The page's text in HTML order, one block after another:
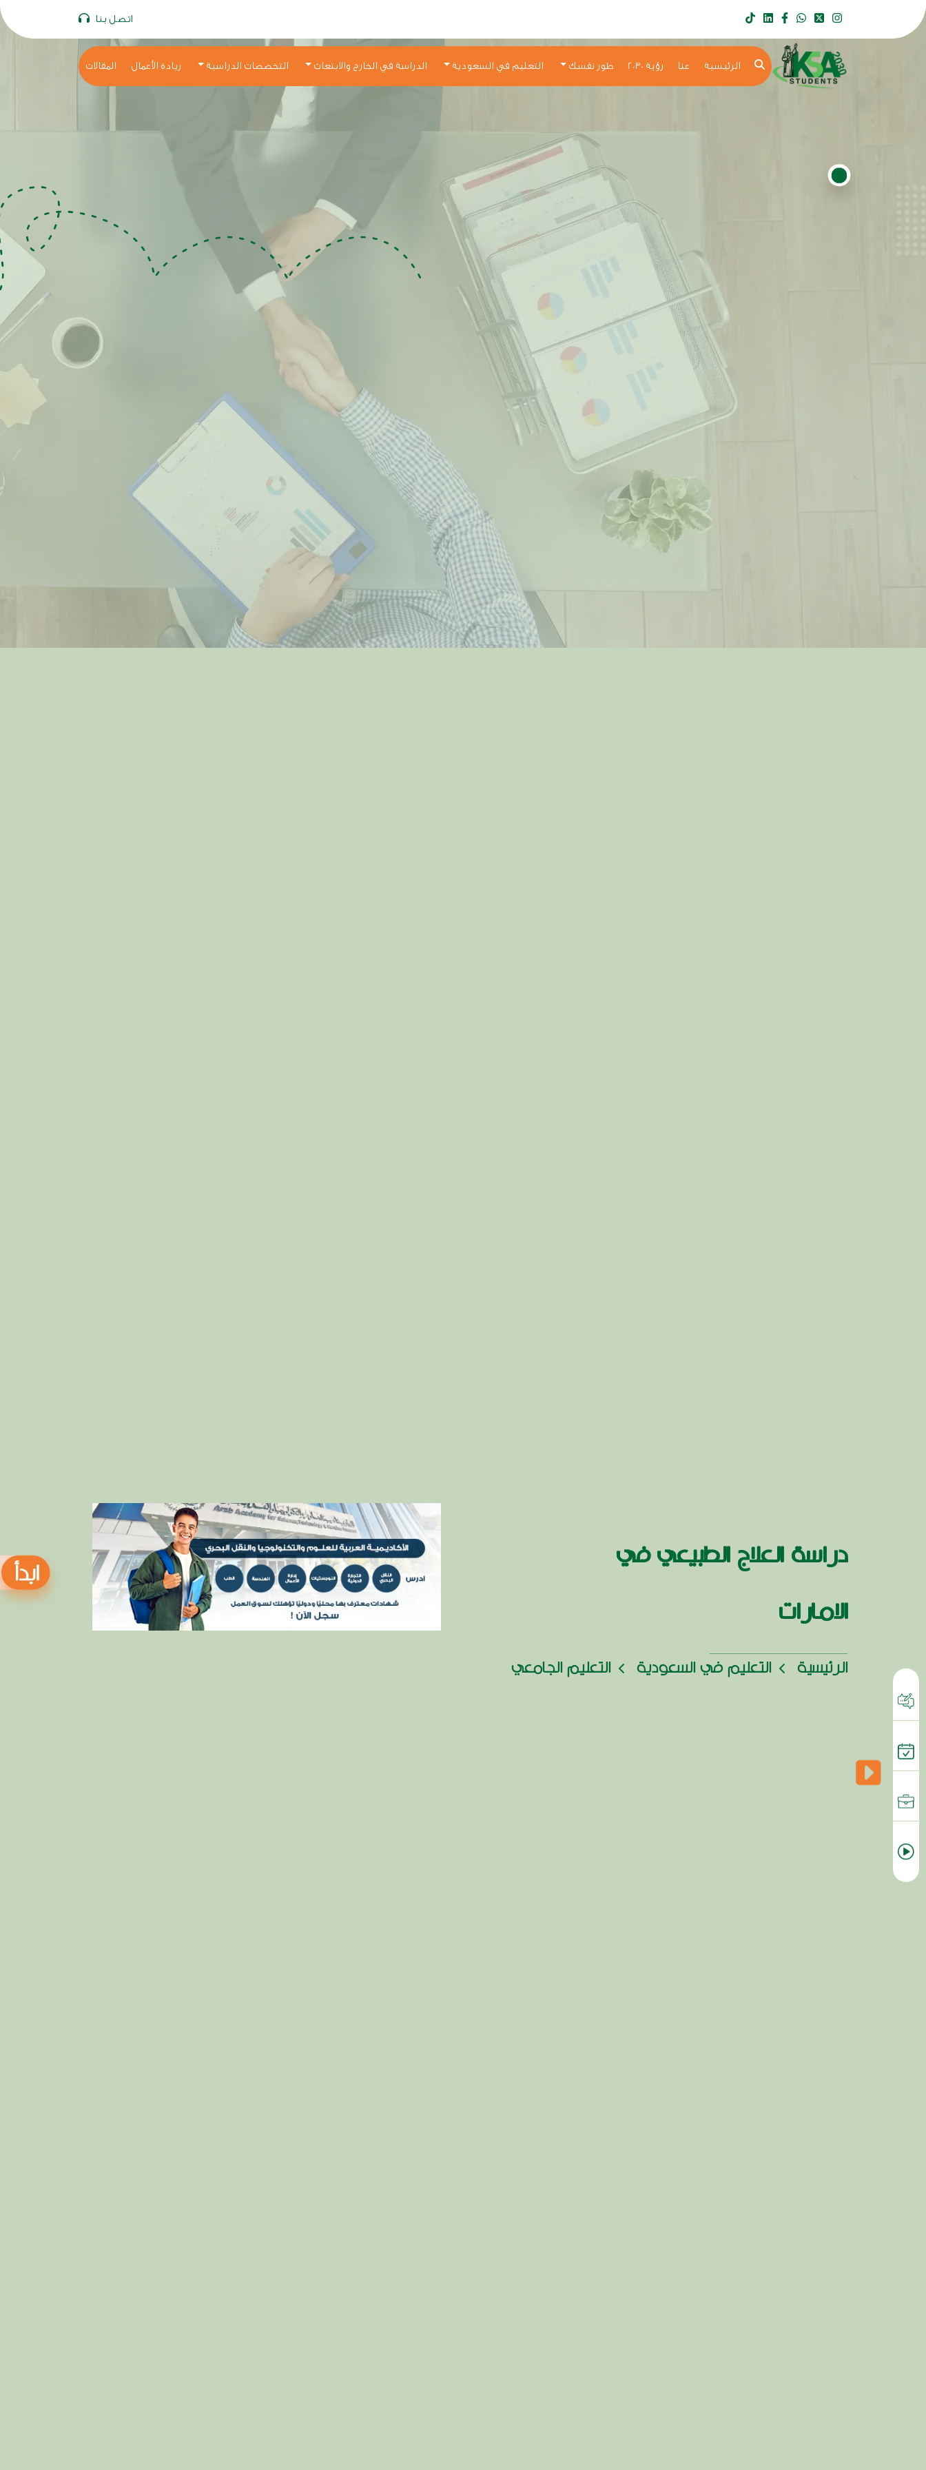
اتصل بنا
الرئيسية عنا رؤية 2030 طور نفسك التعليم في السعودية الدراسة في الخارج والابتعاث التخصصات الدراسية ريادة الأعمال المقالات
دراسة العلاج الطبيعي في
الامارات
الرئيسية التعليم في السعودية التعليم الجامعي